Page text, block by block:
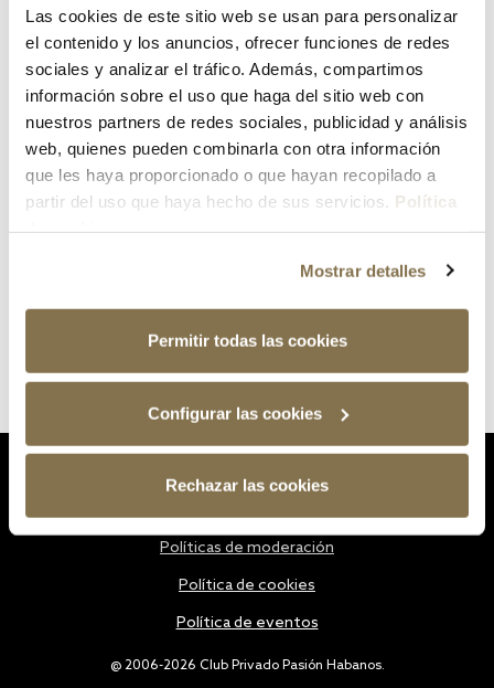
Las cookies de este sitio web se usan para personalizar
el contenido y los anuncios, ofrecer funciones de redes
sociales y analizar el tráfico. Además, compartimos
información sobre el uso que haga del sitio web con
nuestros partners de redes sociales, publicidad y análisis
web, quienes pueden combinarla con otra información
que les haya proporcionado o que hayan recopilado a
partir del uso que haya hecho de sus servicios. Política
Mostrar detalles
Permitir todas las cookies
Configurar las cookies
Rechazar las cookies
¿Has olvidado tu contraseña?
@ 2006-2026 Club Privado Pasión Habanos.
Políticas de moderación
Política de cookies
Política de eventos